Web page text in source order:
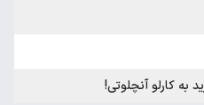
به کارلو آنچلوتی!